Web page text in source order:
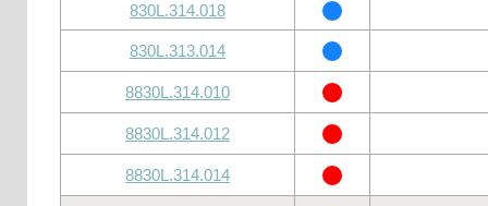
830L.314.018
830L.313.014
8830L.314.010
8830L.314.012
8830L.314.014